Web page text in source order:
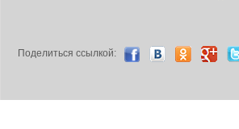
Поделиться ccылкой: